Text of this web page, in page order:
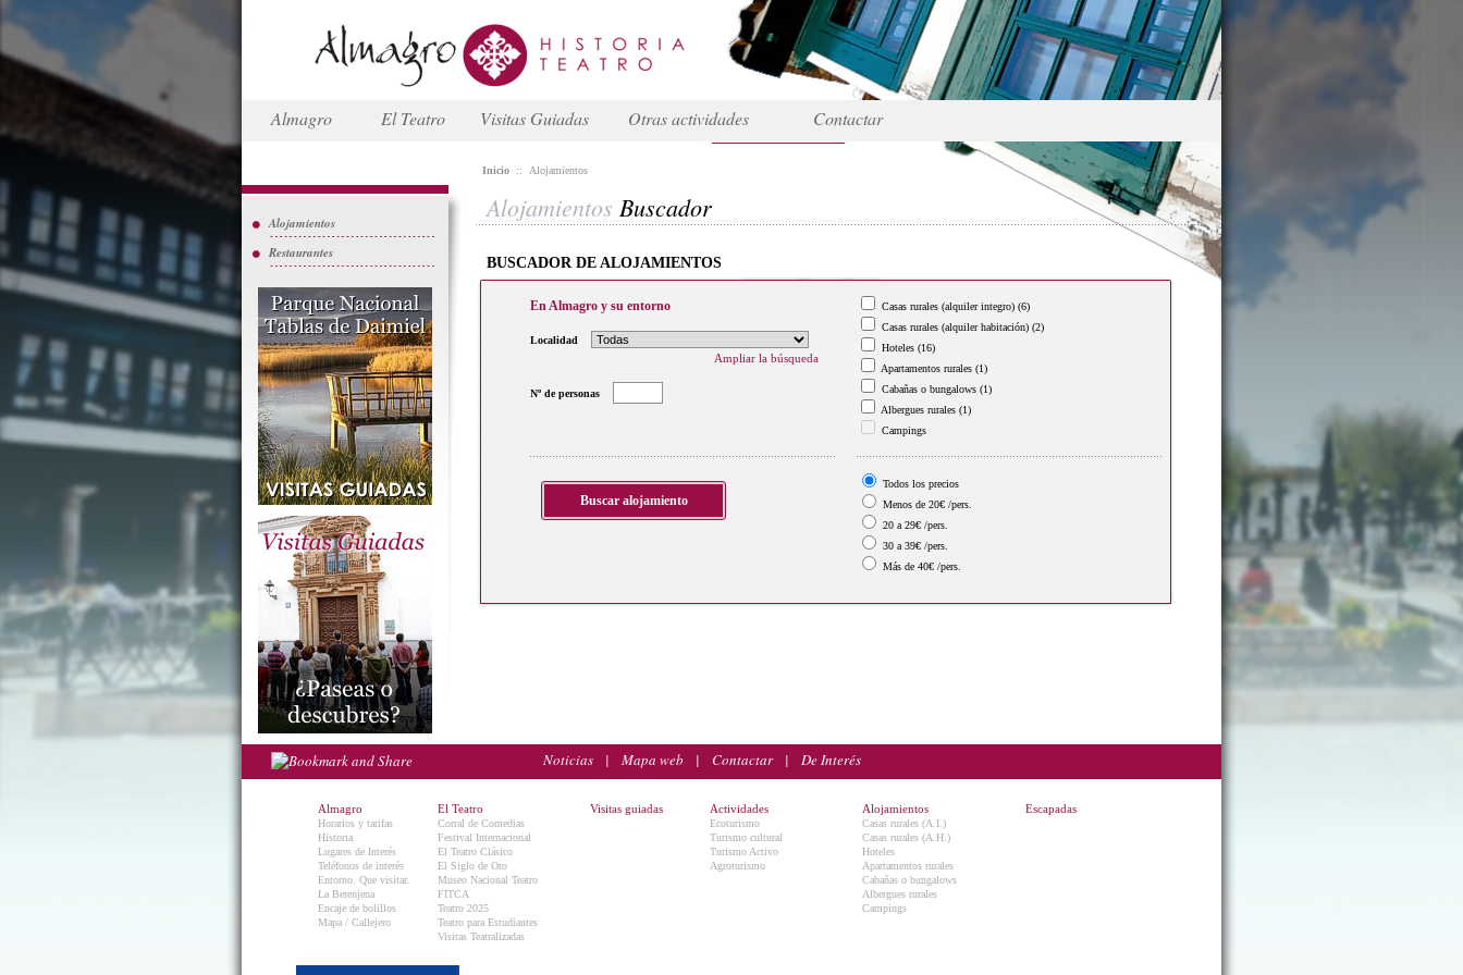
Almagro El Teatro Visitas Guiadas Otras actividades Contactar
Alojamientos
Restaurantes
Inicio :: Alojamientos
Alojamientos Buscador
BUSCADOR DE ALOJAMIENTOS
En Almagro y su entorno
Localidad
Ampliar la búsqueda
Nº de personas
Casas rurales (alquiler integro) (6)
Casas rurales (alquiler habitación) (2)
Hoteles (16)
Apartamentos rurales (1)
Cabañas o bungalows (1)
Albergues rurales (1)
Campings
Todos los precios
Menos de 20€ /pers.
20 a 29€ /pers.
30 a 39€ /pers.
Más de 40€ /pers.
Noticias | Mapa web | Contactar| De Interés
Almagro
Horarios y tarifas
Historia
Lugares de Interés
Teléfonos de interés
Entorno. Que visitar.
La Berenjena
Encaje de bolillos
Mapa / Callejero
El Teatro
Corral de Comedias
Festival Internacional
El Teatro Clásico
El Siglo de Oro
Museo Nacional Teatro
FITCA
Teatro 2025
Teatro para Estudiantes
Visitas Teatralizadas
Visitas guiadas Actividades
Ecoturismo
Turismo cultural
Turismo Activo
Agroturismo
Alojamientos
Casas rurales (A.I.)
Casas rurales (A.H.)
Hoteles
Apartamentos rurales
Cabañas o bungalows
Albergues rurales
Campings
Escapadas